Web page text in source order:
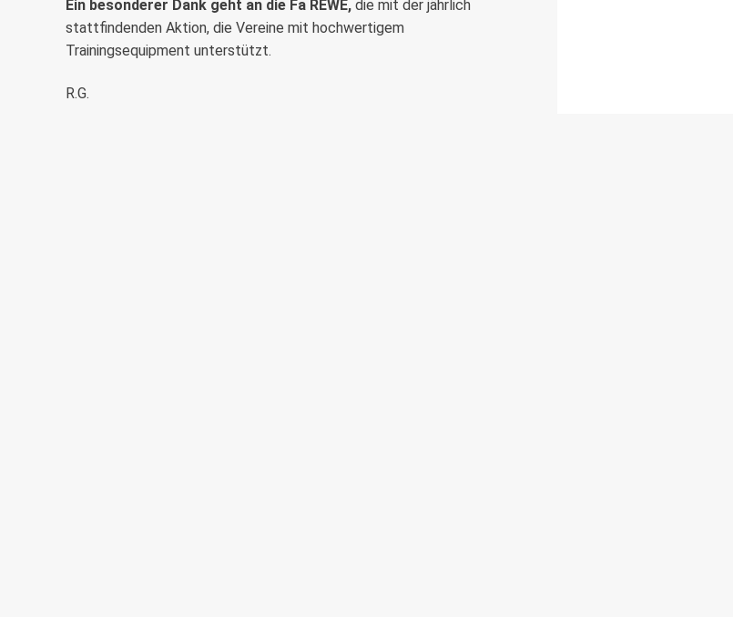
Ein besonderer Dank geht an die Fa REWE, die mit der jährlich
stattfindenden Aktion, die Vereine mit hochwertigem
Trainingsequipment unterstützt.
R.G.